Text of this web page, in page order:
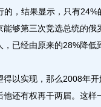
，结果显示，只有24%
够第三次竞选总统的俄
已经由原来的28%降低
以实现，那么2008年开
还有权再干两届。这样